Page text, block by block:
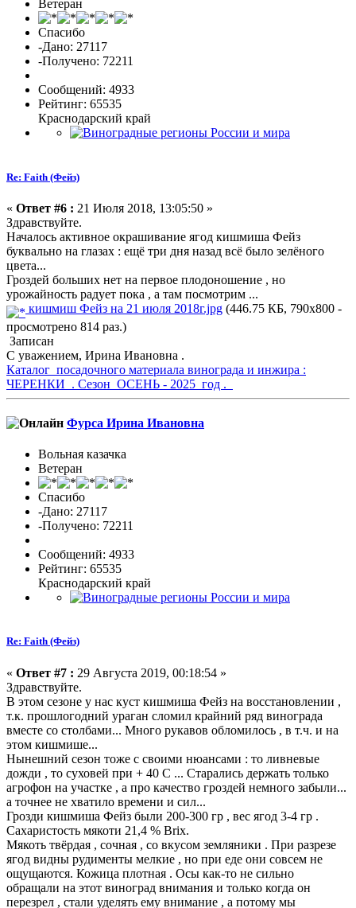
Ветеран
Спасибо
-Дано: 27117
-Получено: 72211
Сообщений: 4933
Рейтинг: 65535
Краснодарский край
Re: Faith (Фейз)
« Ответ #6 : 21 Июля 2018, 13:05:50 »
Здравствуйте.
Началось активное окрашивание ягод кишмиша Фейз
буквально на глазах : ещё три дня назад всё было зелёного
цвета...
Гроздей больших нет на первое плодоношение , но
урожайность радует пока , а там посмотрим ...
кишмиш Фейз на 21 июля 2018г.jpg (446.75 КБ, 790x800 -
просмотрено 814 раз.)
Записан
С уважением, Ирина Ивановна .
Каталог посадочного материала винограда и инжира :
ЧЕРЕНКИ . Сезон ОСЕНЬ - 2025 год .
Фурса Ирина Ивановна
Вольная казачка
Ветеран
Спасибо
-Дано: 27117
-Получено: 72211
Сообщений: 4933
Рейтинг: 65535
Краснодарский край
Re: Faith (Фейз)
« Ответ #7 : 29 Августа 2019, 00:18:54 »
Здравствуйте.
В этом сезоне у нас куст кишмиша Фейз на восстановлении ,
т.к. прошлогодний ураган сломил крайний ряд винограда
вместе со столбами... Много рукавов обломилось , в т.ч. и на
этом кишмише...
Нынешний сезон тоже с своими нюансами : то ливневые
дожди , то суховей при + 40 С ... Старались держать только
агрофон на участке , а про качество гроздей немного забыли...
а точнее не хватило времени и сил...
Грозди кишмиша Фейз были 200-300 гр , вес ягод 3-4 гр .
Сахаристость мякоти 21,4 % Brix.
Мякоть твёрдая , сочная , со вкусом земляники . При разрезе
ягод видны рудименты мелкие , но при еде они совсем не
ощущаются. Кожица плотная . Осы как-то не сильно
обращали на этот виноград внимания и только когда он
перезрел , стали уделять ему внимание , а потому мы